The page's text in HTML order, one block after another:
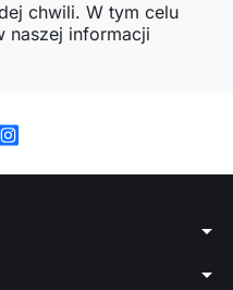
chwili. W tym celu
naszej informacji
arrow_drop_down
arrow_drop_down